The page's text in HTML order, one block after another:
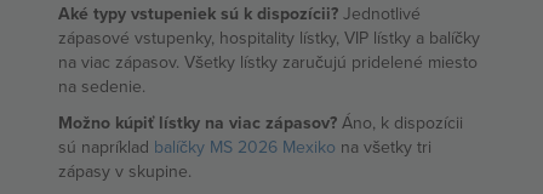
Aké typy vstupeniek sú k dispozícii? Jednotlivé
zápasové vstupenky, hospitality lístky, VIP lístky a balíčky
na viac zápasov. Všetky lístky zaručujú pridelené miesto
na sedenie.
Možno kúpiť lístky na viac zápasov? Áno, k dispozícii
sú napríklad balíčky MS 2026 Mexiko na všetky tri
zápasy v skupine.